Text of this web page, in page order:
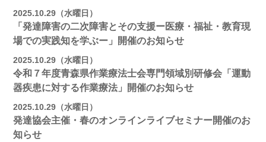
2025.10.29（水曜日）
「発達障害の二次障害とその支援ー医療・福祉・教育現
場での実践知を学ぶー」開催のお知らせ
2025.10.29（水曜日）
令和７年度青森県作業療法士会専門領域別研修会「運動
器疾患に対する作業療法」開催のお知らせ
2025.10.29（水曜日）
発達協会主催・春のオンラインライブセミナー開催のお
知らせ